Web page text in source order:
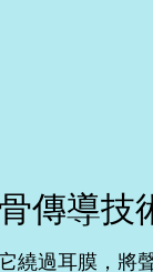
傳導技
繞過耳膜，將